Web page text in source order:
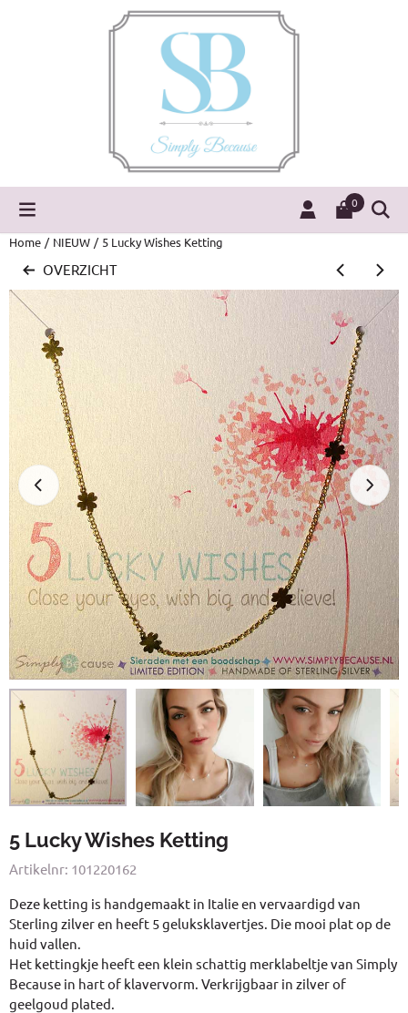
Cookievoorkeuren zijn momenteel gesloten.
0
Home / NIEUW / 5 Lucky Wishes Ketting
OVERZICHT
5 Lucky Wishes Ketting
Artikelnr: 101220162
Deze ketting is handgemaakt in Italie en vervaardigd van
Sterling zilver en heeft 5 geluksklavertjes. Die mooi plat op de
huid vallen.
Het kettingkje heeft een klein schattig merklabeltje van Simply
Because in hart of klavervorm. Verkrijgbaar in zilver of
geelgoud plated.